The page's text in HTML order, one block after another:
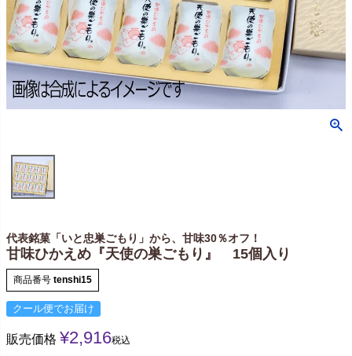
代表銘菓「いと忠巣ごもり」から、甘味30％オフ！
甘味ひかえめ『天使の巣ごもり』 15個入り
商品番号 tenshi15
クール便でお届け
販売価格 ¥2,916税込